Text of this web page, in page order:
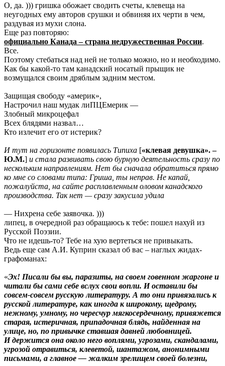
О, да. ))) гришка обожает сводить счеты, клевеща на
неугодных ему авторов срушки и обвиняя их черти в чем,
раздувая из мухи слона.
Еще раз повторяю:
официально Канада – страна недружественная России.
Все.
Поэтому стебаться над ней не только можно, но и необходимо.
Как бы какой-то там канадский носатый прыщик не
возмущался своим дряблым задним местом.
Защищая свободу «америк»,
Настрочил наш мудак лиПЦЕмерик —
Злобный микроцефал
Всех блядями назвал…
Кто излечит его от истерик?
И тут на горизонте появилась Типиха [«клевая девушка». –
Ю.М.] и стала развивать свою бурную деятельность сразу по
нескольким направлениям. Нет бы сначала обратиться прямо
ко мне со словами типа: Гриша, ты неправ. Не капай,
пожалуйста, на сайте расплавленным оловом канадского
производства. Так нет — сразу закусила удила
— Нихрена себе заявочка. )))
липец, в очередной раз обращаюсь к тебе: пошел нахуй из
Русской Поэзии.
Что не идешь-то? Тебе на хую вертеться не привыкать.
Ведь еще сам А.И. Куприн сказал об вас – наглых жидах-
графоманах:
«Эх! Писали бы вы, паразиты, на своем говенном жаргоне и
читали бы сами себе вслух свои вопли. И оставили бы
совсем-совсем русскую литературу. А то они привязались к
русской литературе, как иногда к широкому, щедрому,
нежному, умному, но чересчур мягкосердечному, привяжется
старая, истеричная, припадочная блядь, найденная на
улице, но, по привычке ставшая давней любовницей.
И держится она около него воплями, угрозами, скандалами,
угрозой отравиться, клеветой, шантажом, анонимными
письмами, а главное — жалким зрелищем своей болезни,